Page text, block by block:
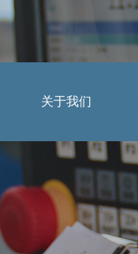
关于我们
公司简介
董事长致辞
组织架构